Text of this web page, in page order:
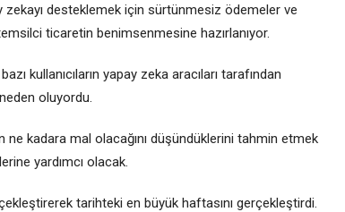
zekayı desteklemek için sürtünmesiz ödemeler ve
ticaretin benimsenmesine hazırlanıyor.
kullanıcıların yapay zeka aracıları tarafından
oluyordu.
ne kadara mal olacağını düşündüklerini tahmin etmek
yardımcı olacak.
tarihteki en büyük haftasını gerçekleştirdi.